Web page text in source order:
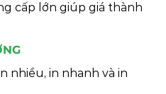
cấp lớn giúp giá thành
nhiều, in nhanh và in